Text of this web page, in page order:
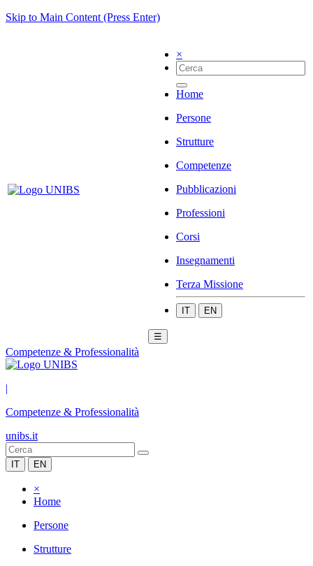
Skip to Main Content (Press Enter)
×
Home
Persone
Strutture
Competenze
Pubblicazioni
Professioni
Corsi
Insegnamenti
Terza Missione
IT EN
☰
Competenze & Professionalità
|
Competenze & Professionalità
unibs.it
IT EN
×
Home
Persone
Strutture